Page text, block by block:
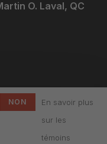
O. Laval, QC
NON
En savoir plus
sur les
témoins